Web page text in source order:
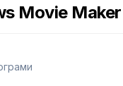
Movie Maker